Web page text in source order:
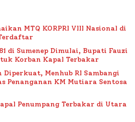
MTQ KORPRI VIII Nasional di
di Sumenep Dimulai, Bupati Fauzi
Korban Kapal Terbakar
Menhub RI Sambangi
Penanganan KM Mutiara Sentosa
Penumpang Terbakar di Utara